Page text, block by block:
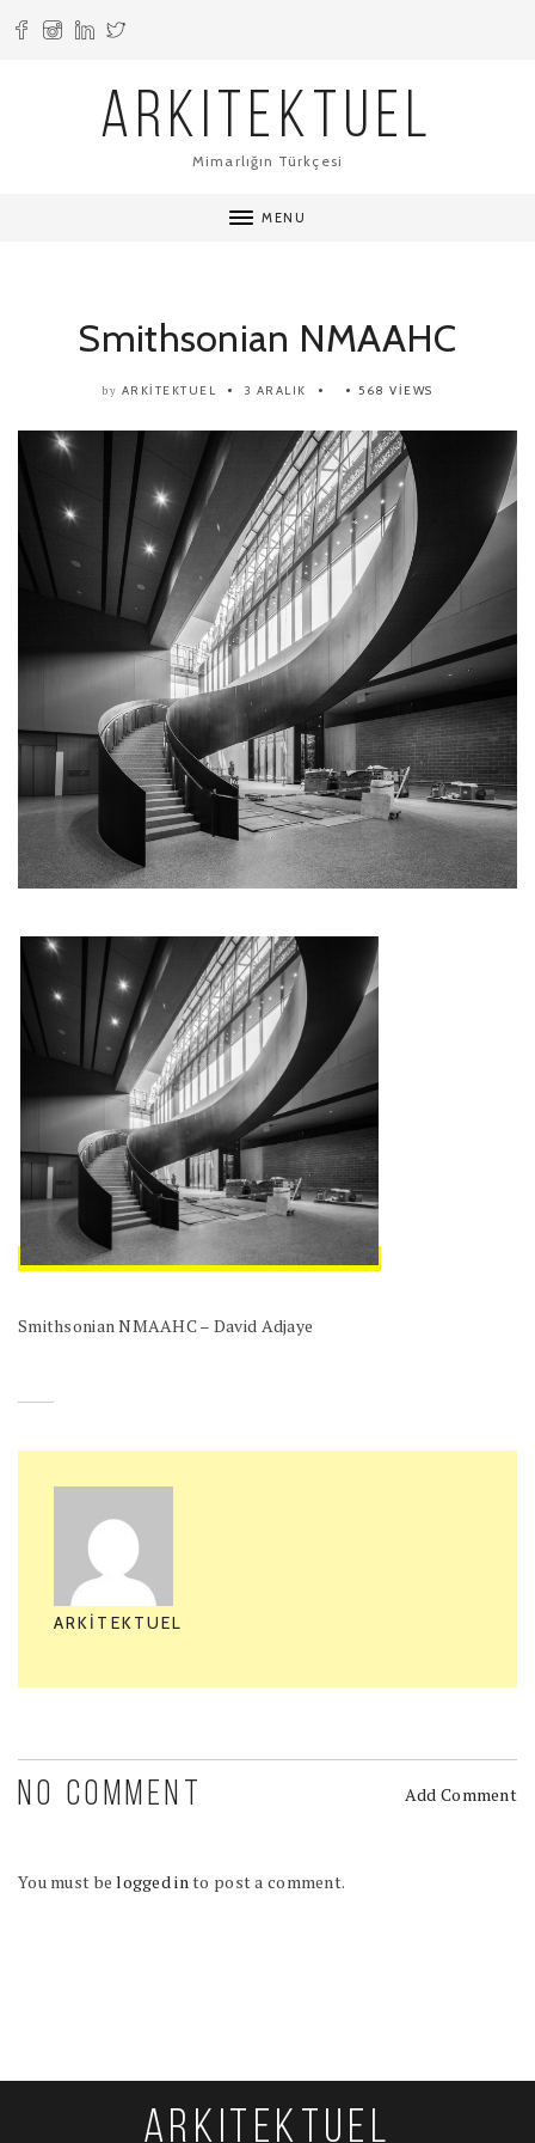
ARKITEKTUEL
Mimarlığın Türkçesi
MENU
Smithsonian NMAAHC
by ARKITEKTUEL 3 ARALIK 568 VIEWS
Smithsonian NMAAHC – David Adjaye
ARKITEKTUEL
NO COMMENT Add Comment
You must belogged into post a comment.
ARKITEKTUEL